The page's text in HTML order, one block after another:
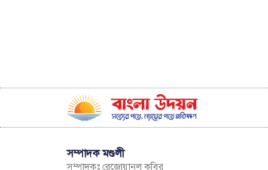
সম্পাদক মণ্ডলী
সম্পাদকঃ রেজোয়ানুল কবির